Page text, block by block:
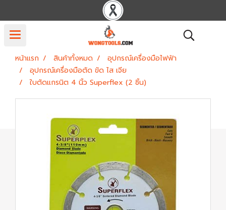
หน้าแรก สินค้าทั้งหมด
อุปกรณ์เครื่องมือไฟฟ้า
อุปกรณ์เครื่องมือตัด ขัด ไส เจีย
ใบตัดแกรนิต 4 นิ้ว Superflex (2 ชิ้น)